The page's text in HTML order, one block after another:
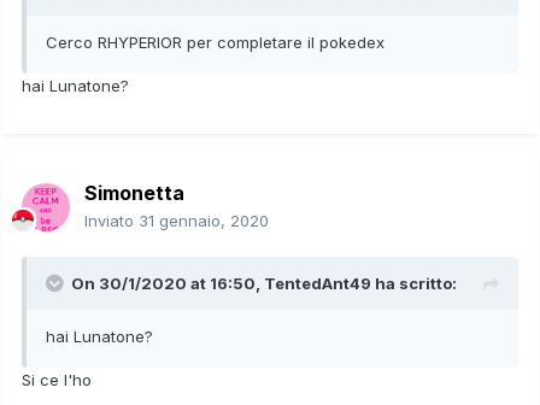
Cerco RHYPERIOR per completare il pokedex
hai Lunatone?
Simonetta
Inviato 31 gennaio, 2020
On 30/1/2020 at 16:50, TentedAnt49 ha scritto:
hai Lunatone?
Si ce l'ho